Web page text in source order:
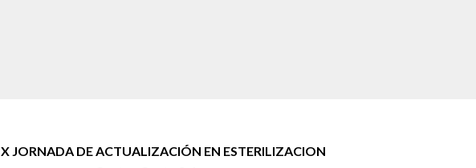
X JORNADA DE ACTUALIZACIÓN EN ESTERILIZACION